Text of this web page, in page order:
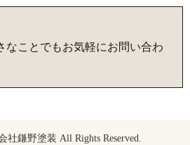
なことでもお気軽にお問い合わ
社鎌野塗装 All Rights Reserved.